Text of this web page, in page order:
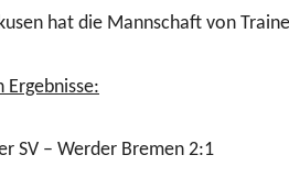
hat die Mannschaft von
Ergebnisse:
SV – Werder Bremen 2:1